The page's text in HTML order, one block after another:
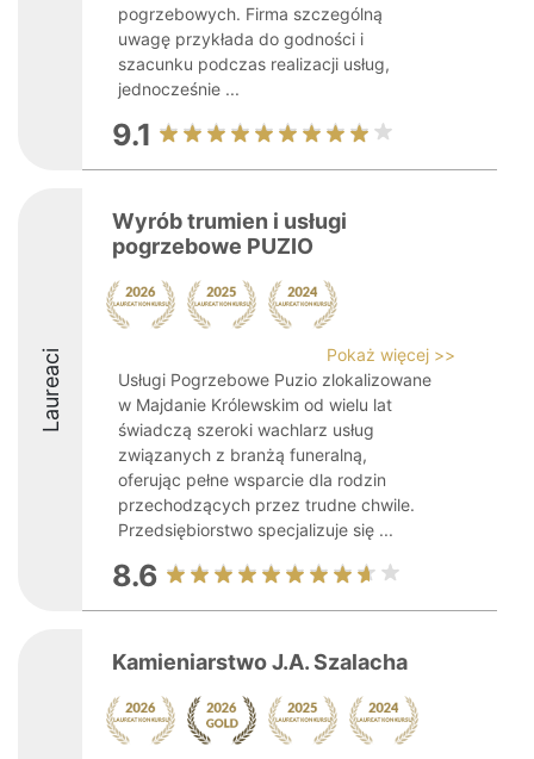
pogrzebowych. Firma szczególną
uwagę przykłada do godności i
szacunku podczas realizacji usług,
jednocześnie ...
9.1
Laureaci
Wyrób trumien i usługi
pogrzebowe PUZIO
Pokaż więcej >>
Usługi Pogrzebowe Puzio zlokalizowane
w Majdanie Królewskim od wielu lat
świadczą szeroki wachlarz usług
związanych z branżą funeralną,
oferując pełne wsparcie dla rodzin
przechodzących przez trudne chwile.
Przedsiębiorstwo specjalizuje się ...
8.6
Kamieniarstwo J.A. Szalacha